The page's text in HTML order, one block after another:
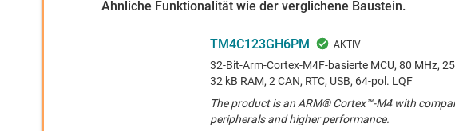
Ähnliche Funktionalität wie der verglichene Baustein.
TM4C123GH6PM
32-Bit-Arm-Cortex-M4F-basierte MCU, 80 MHz,
32 kB RAM, 2 CAN, RTC, USB, 64-pol. LQF
The product is an ARM® Cortex™-M4 with
peripherals and higher performance.